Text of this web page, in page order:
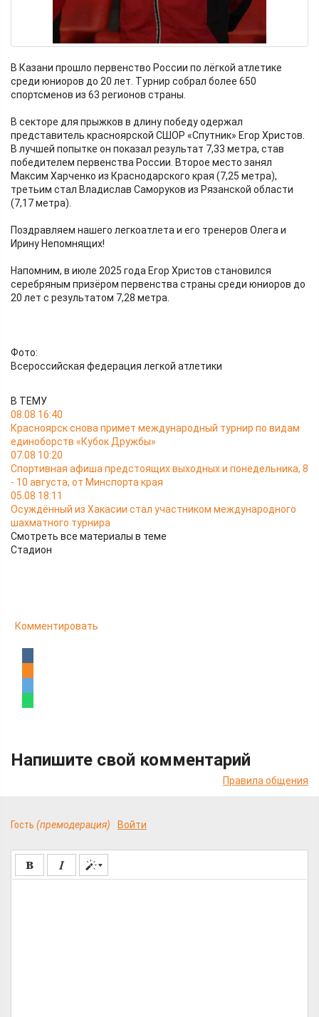
В Казани прошло первенство России по лёгкой атлетике
среди юниоров до 20 лет. Турнир собрал более 650
спортсменов из 63 регионов страны.
В секторе для прыжков в длину победу одержал
представитель красноярской СШОР «Спутник» Егор Христов.
В лучшей попытке он показал результат 7,33 метра, став
победителем первенства России. Второе место занял
Максим Харченко из Краснодарского края (7,25 метра),
третьим стал Владислав Саморуков из Рязанской области
(7,17 метра).
Поздравляем нашего легкоатлета и его тренеров Олега и
Ирину Непомнящих!
Напомним, в июле 2025 года Егор Христов становился
серебряным призёром первенства страны среди юниоров до
20 лет с результатом 7,28 метра.
Фото:
Всероссийская федерация легкой атлетики
В ТЕМУ
08.08 16:40
Красноярск снова примет международный турнир по видам
единоборств «Кубок Дружбы»
07.08 10:20
Спортивная афиша предстоящих выходных и понедельника, 8
- 10 августа, от Минспорта края
05.08 18:11
Осуждённый из Хакасии стал участником международного
шахматного турнира
Смотреть все материалы в теме
Стадион
Комментировать
Напишите свой комментарий
Правила общения
Гость (премодерация) Войти